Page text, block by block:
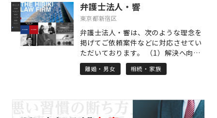
きる法律事務所を目指して設立されま
した。 多岐に及ぶ様々な法律問題につ
ように、法律分野ごとに事業部が設け
られており、その分野に特化した弁護
士が「チーム」となって、お客様のリ
ーガルニーズに合致したサービスを提
供することに努めています。 また、過
護士法人ALG&Associatesに所属する
弁護士が全員で共有することによっ
弁護士法人・響
東京都新宿区
弁護士法人・響は、次のような理念を
掲げてご依頼案件などに対応させてい
ただいております。 （1）解決へ向け
て、迅速かつ粘り強く、あきらめない
こと （2）クライアントに寄り添った
確な解決 なかでも、法人個人を問わ
ず、相談者様・依頼者様のお話をよく
離婚・男女 相続・家族